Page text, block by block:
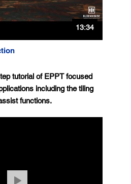
13:34
tutorial of EPPT focused
including the tiling
functions.